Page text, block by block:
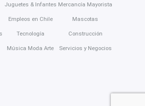
Juguetes & Infantes
Empleos en Chile
Tecnología
Música Moda Arte
Mercancía Mayorista
Mascotas
Construcción
Servicios y Negocios